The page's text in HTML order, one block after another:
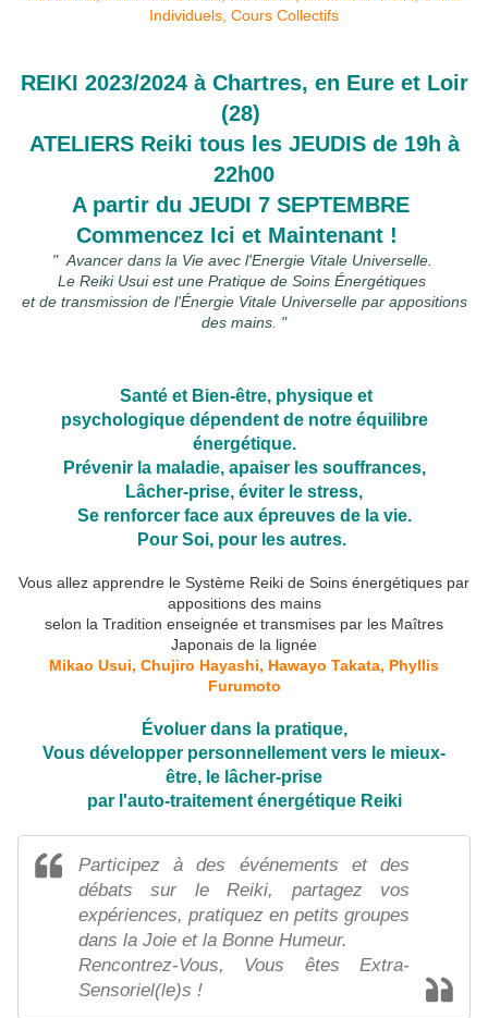
REIKI 2023/2024 à Chartres, en Eure et Loir
(28)
ATELIERS Reiki tous les JEUDIS de 19h à
22h00
A partir du JEUDI 7 SEPTEMBRE
Commencez Ici et Maintenant !
" Avancer dans la Vie avec l'Energie Vitale Universelle.
Le Reiki Usui est une Pratique de Soins Énergétiques
et de transmission de l'Énergie Vitale Universelle par appositions
des mains. "
Santé et Bien-être, physique et
psychologique dépendent de notre équilibre
énergétique.
Prévenir la maladie, apaiser les souffrances,
Lâcher-prise, éviter le stress,
Se renforcer face aux épreuves de la vie.
Pour Soi, pour les autres.
Vous allez apprendre le Système Reiki de Soins énergétiques par
appositions des mains
selon la Tradition enseignée et transmises par les Maîtres
Japonais de la lignée
Mikao Usui, Chujiro Hayashi, Hawayo Takata, Phyllis
Furumoto
Évoluer dans la pratique,
Vous développer personnellement vers le mieux-
être, le lâcher-prise
par l'auto-traitement énergétique Reiki
Participez à des événements et des
débats sur le Reiki, partagez vos
expériences, pratiquez en petits groupes
dans la Joie et la Bonne Humeur.
Rencontrez-Vous, Vous êtes Extra-
Sensoriel(le)s !